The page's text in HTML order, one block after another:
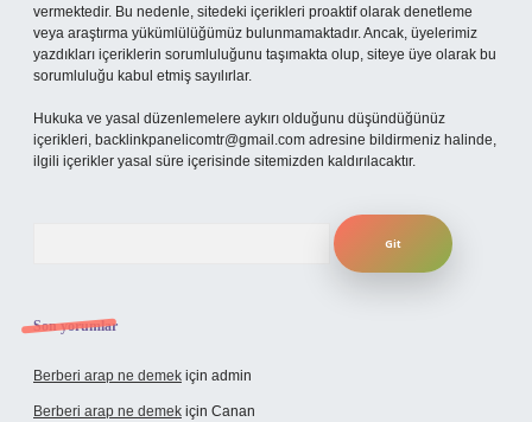
vermektedir. Bu nedenle, sitedeki içerikleri proaktif olarak denetleme
veya araştırma yükümlülüğümüz bulunmamaktadır. Ancak, üyelerimiz
yazdıkları içeriklerin sorumluluğunu taşımakta olup, siteye üye olarak bu
sorumluluğu kabul etmiş sayılırlar.
Hukuka ve yasal düzenlemelere aykırı olduğunu düşündüğünüz
içerikleri, backlinkpanelicomtr@gmail.com adresine bildirmeniz halinde,
ilgili içerikler yasal süre içerisinde sitemizden kaldırılacaktır.
Son yorumlar
Berberi arap ne demek için admin
Berberi arap ne demek için Canan